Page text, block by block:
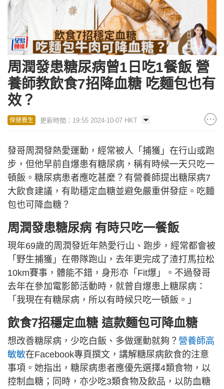
周潤發患糖尿病曾1日吃1餐飯 營
養師教飲食7招降血糖 吃麵包也有
效？
保健養生 更新時間：19:55 2024-10-07 HKT
發哥周潤發熱愛運動，經常被人「捕獲」在行山或跑
步，但他早前自爆患有糖尿病，稱有時候一天只吃一
頓飯。糖尿病患者應吃甚麼？有營養師提出糖尿病7
大飲食建議，有助穩定血糖並避免嚴重併發症。吃麵
包也可降血糖？
周潤發患糖尿病 有時只吃一餐飯
現年69歲的周潤發近年熱愛行山、跑步，經常都會被
「野生捕獲」在帶隊跑山，去年更完成了渣打馬拉松
10km賽事，體能不錯，身形亦「Fit爆」。不過發哥
去年在參加電影節活動時，就曾自爆患上糖尿病：
「我現在有糖尿病，所以有時候只吃一頓飯。」
飲食7招穩定血糖 這款麵包可降血糖
想改善糖尿病，少吃白飯、多做運動就夠？ 營養師高
敏敏在Facebook專頁撰文，講解糖尿病飲食的注意
事項。她指出，糖尿病患者應優先選擇4類食物，以
控制血糖；同時，亦少吃3類食物及飲品，以防血糖